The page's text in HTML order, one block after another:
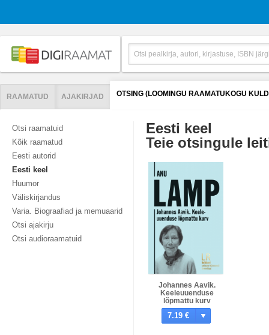
RAAMATUD AJAKIRJAD OTSING (LOOMINGU RAAMATUKOGU
Otsi raamatuid
Kõik raamatud
Eesti autorid
Eesti keel
Huumor
Väliskirjandus
Varia. Biograafiad ja memuaarid
Otsi ajakirju
Otsi audioraamatuid
Eesti keel
Teie otsingule
Johannes Aavik.
Keeleuuenduse
lõpmattu kurv
7.19 €